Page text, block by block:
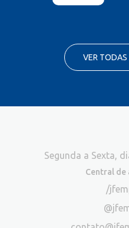
VER TODAS
Segunda a Sexta,
Central
/